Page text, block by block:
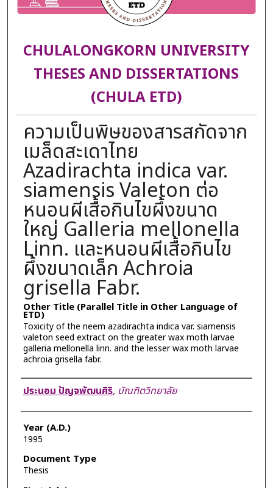
CHULALONGKORN UNIVERSITY
THESES AND DISSERTATIONS
(CHULA ETD)
ความเป็นพิษของสารสกัดจาก
เมล็ดสะเดาไทย
Azadirachta indica var.
siamensis Valeton ต่อ
หนอนผีเสื้อกินไขผึ้งขนาด
ใหญ่ Galleria mellonella
Linn. และหนอนผีเสื้อกินไข
ผึ้งขนาดเล็ก Achroia
grisella Fabr.
Other Title (Parallel Title in Other Language of
ETD)
Toxicity of the neem azadirachta indica var. siamensis
valeton seed extract on the greater wax moth larvae
galleria mellonella linn. and the lesser wax moth larvae
achroia grisella fabr.
Author
ประนอม ปัญจพัฒนศิริ, บัณฑิตวิทยาลัย
Year (A.D.)
1995
Document Type
Thesis